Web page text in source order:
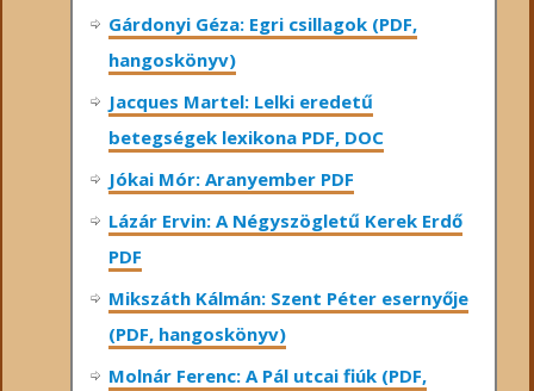
Gárdonyi Géza: Egri csillagok (PDF,
hangoskönyv)
Jacques Martel: Lelki eredetű
betegségek lexikona PDF, DOC
Jókai Mór: Aranyember PDF
Lázár Ervin: A Négyszögletű Kerek Erdő
PDF
Mikszáth Kálmán: Szent Péter esernyője
(PDF, hangoskönyv)
Molnár Ferenc: A Pál utcai fiúk (PDF,